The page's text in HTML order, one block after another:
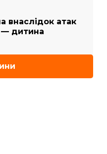
внаслідок атак
— дитина